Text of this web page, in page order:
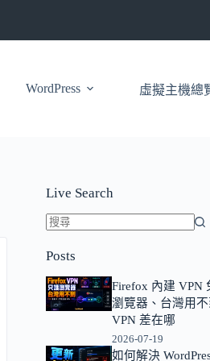
WordPress 虛擬主機總
Live Search
不
到
符
件
Posts
Firefox 內建 VPN
瀏覽器、台灣用
VPN 差在哪
2026-07-19
如何解決